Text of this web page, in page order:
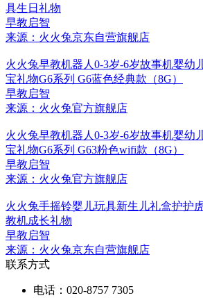
具生日礼物
早教启智
来源：火火兔京东自营旗舰店
火火兔早教机器人0-3岁-6岁故事机婴幼
宝礼物G6系列 G6蓝色经典款（8G）
早教启智
来源：火火兔官方旗舰店
火火兔早教机器人0-3岁-6岁故事机婴幼
宝礼物G6系列 G63粉色wifi款（8G）
早教启智
来源：火火兔官方旗舰店
火火兔手摇铃婴儿玩具新生儿礼盒护护
教机成长礼物
早教启智
来源：火火兔京东自营旗舰店
联系方式
电话：020-8757 7305